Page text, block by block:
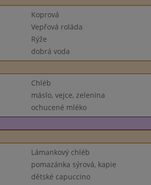
Koprová
Vepřová roláda
Rýže
dobrá voda
Chléb
máslo, vejce, zelenina
ochucené mléko
Lámankový chléb
pomazánka sýrová, kapie
dětské capuccino